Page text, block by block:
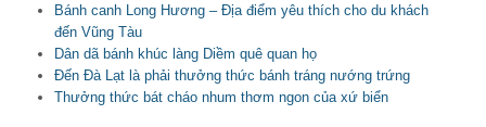
Bánh canh Long Hương – Địa điểm yêu thích cho du khách
đến Vũng Tàu
Dân dã bánh khúc làng Diềm quê quan họ
Đến Đà Lạt là phải thưởng thức bánh tráng nướng trứng
Thưởng thức bát cháo nhum thơm ngon của xứ biển